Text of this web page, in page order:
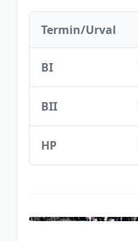
Termin/Urval
BI
BII
HP